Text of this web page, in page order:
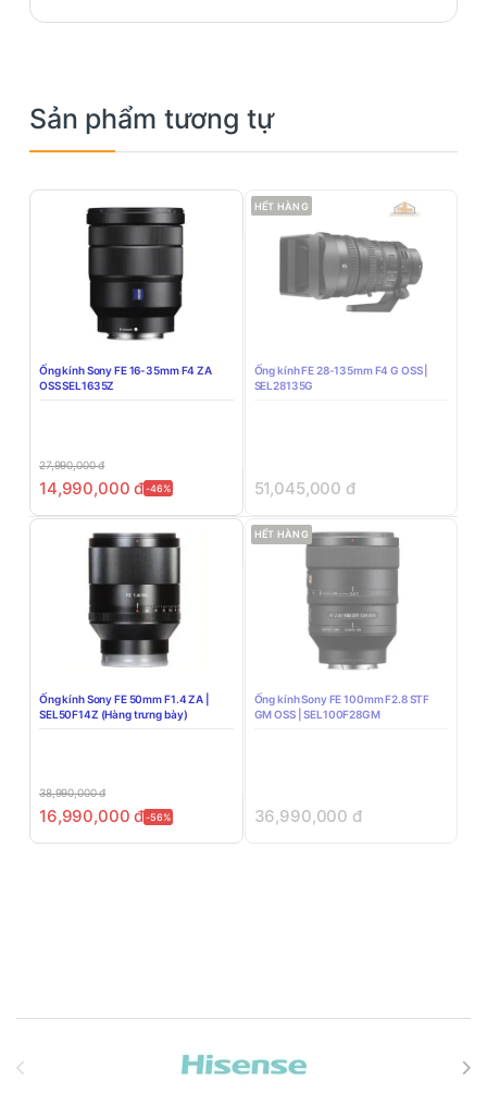
Sản phẩm tương tự
Ống kính Sony FE 16-35mm F4 ZA
OSS SEL1635Z
27,990,000đ
14,990,000đ-46%
HẾT HÀNG
Ống kính FE 28-135mm F4 G OSS |
SEL28135G
51,045,000 đ
Ống kính Sony FE 50mm F1.4 ZA |
SEL50F14Z (Hàng trưng bày)
38,990,000đ
16,990,000đ-56%
HẾT HÀNG
Ống kính Sony FE 100mm F2.8 STF
GM OSS | SEL100F28GM
36,990,000 đ